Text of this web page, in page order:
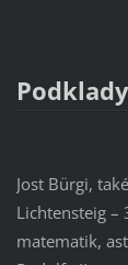
Podklady
Jost Bürgi,
Lichtensteig –
matematik,